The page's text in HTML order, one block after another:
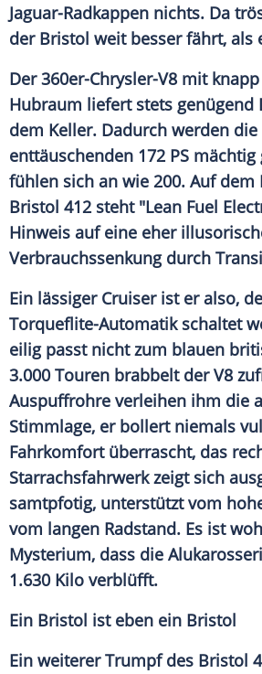
Jaguar-Radkappen nichts. Da
der Bristol weit besser fährt, als
Der 360er-Chrysler-V8 mit
Hubraum liefert stets genügend
dem Keller. Dadurch werden
enttäuschenden 172 PS mächtig
fühlen sich an wie 200. Auf
Bristol 412 steht "Lean Fuel
Hinweis auf eine eher
Verbrauchssenkungdurch
Ein lässiger Cruiser ist er also,
Torqueflite-Automatik schaltet
eilig passt nicht zum blauen
3.000 Touren brabbelt der V8
Auspuffrohre verleihen ihm die
Stimmlage, er bollert niemals
Fahrkomfort überrascht, das
Starrachsfahrwerk zeigt sich
samtpfotig, unterstützt vom
vom langen Radstand. Es ist
Mysterium, dass die
1.630 Kilo verblüfft.
Ein Bristol ist eben ein Bristol
Ein weiterer Trumpf des Bristol